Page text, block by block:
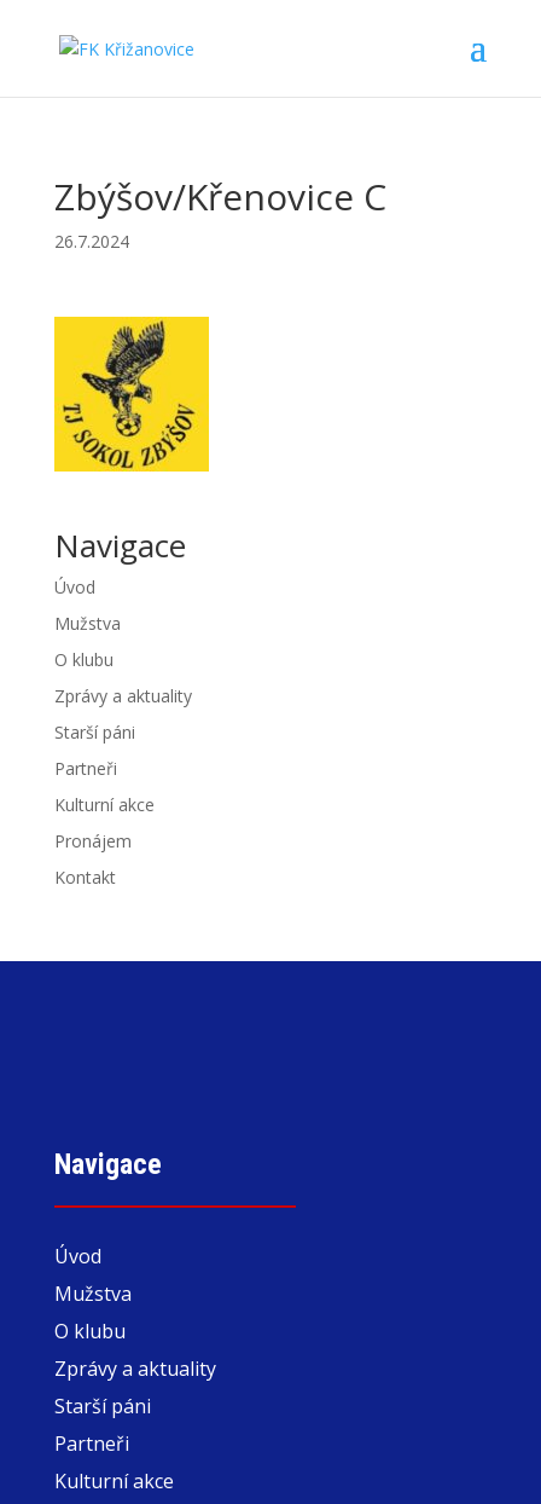
Zbýšov/Křenovice C
26.7.2024
Navigace
Úvod
Mužstva
O klubu
Zprávy a aktuality
Starší páni
Partneři
Kulturní akce
Pronájem
Kontakt
Navigace
Úvod
Mužstva
O klubu
Zprávy a aktuality
Starší páni
Partneři
Kulturní akce